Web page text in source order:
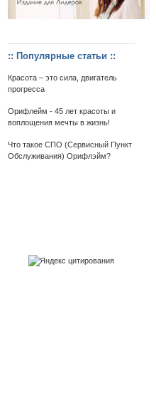
:: Популярные статьи ::
Красота – это сила, двигатель
прогресса
Орифлейм - 45 лет красоты и
воплощения мечты в жизнь!
Что такое СПО (Сервисный Пункт
Обслуживания) Орифлэйм?